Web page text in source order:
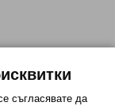
съгласявате да